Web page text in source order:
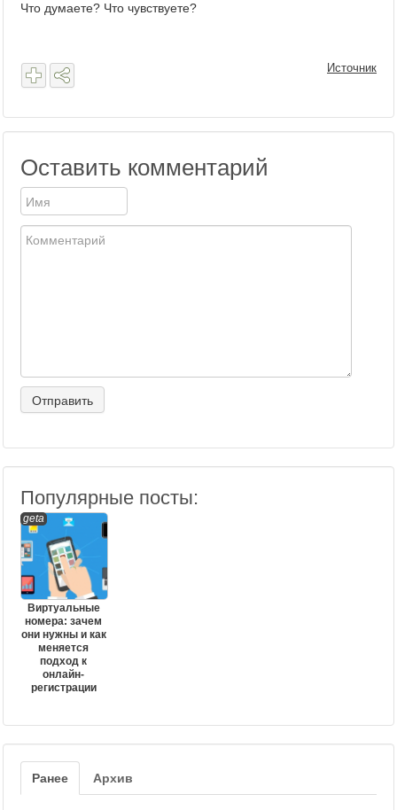
Что думаете? Что чувствуете?
Источник
Оставить комментарий
Популярные посты:
geta
Виртуальные
номера: зачем
они нужны и как
меняется
подход к
онлайн-
регистрации
Ранее Архив